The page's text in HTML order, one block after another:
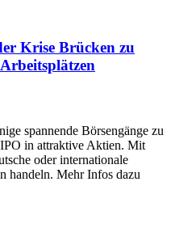
Krise Brücken zu
spannende Börsengänge zu
in attraktive Aktien. Mit
oder internationale
handeln. Mehr Infos dazu